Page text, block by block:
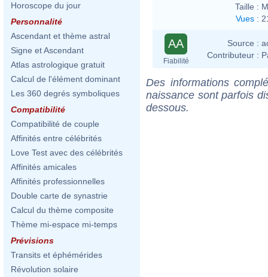
Horoscope du jour
Personnalité
Ascendant et thème astral
Signe et Ascendant
Atlas astrologique gratuit
Calcul de l'élément dominant
Les 360 degrés symboliques
Compatibilité
Compatibilité de couple
Affinités entre célébrités
Love Test avec des célébrités
Affinités amicales
Affinités professionnelles
Double carte de synastrie
Calcul du thème composite
Thème mi-espace mi-temps
Prévisions
Transits et éphémérides
Révolution solaire
Taille :
Vues :
AA
Fiabilité
Source :
Contributeur :
Des informations
naissance sont parfois
dessous.